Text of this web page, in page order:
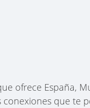
ofrece España,
que te